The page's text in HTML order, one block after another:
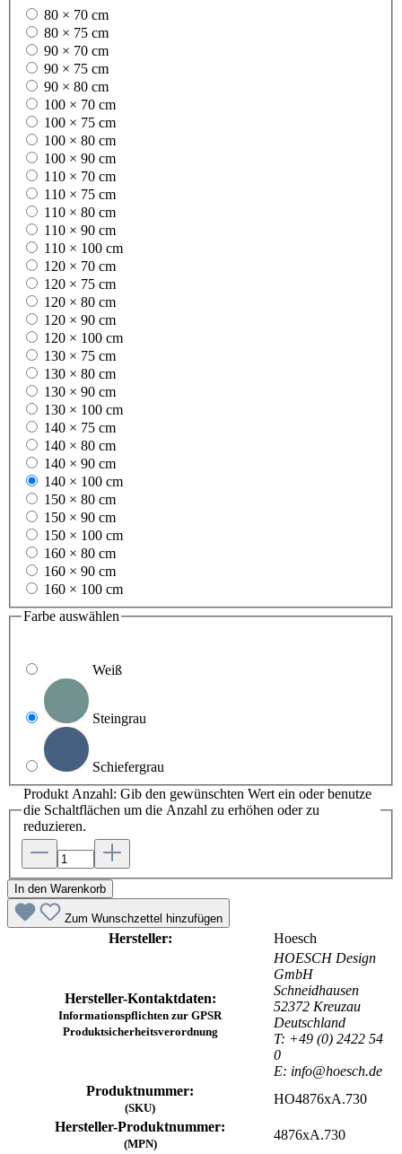
80 × 70 cm
80 × 75 cm
90 × 70 cm
90 × 75 cm
90 × 80 cm
100 × 70 cm
100 × 75 cm
100 × 80 cm
100 × 90 cm
110 × 70 cm
110 × 75 cm
110 × 80 cm
110 × 90 cm
110 × 100 cm
120 × 70 cm
120 × 75 cm
120 × 80 cm
120 × 90 cm
120 × 100 cm
130 × 75 cm
130 × 80 cm
130 × 90 cm
130 × 100 cm
140 × 75 cm
140 × 80 cm
140 × 90 cm
140 × 100 cm
150 × 80 cm
150 × 90 cm
150 × 100 cm
160 × 80 cm
160 × 90 cm
160 × 100 cm
Farbe auswählen
Weiß
Steingrau
Schiefergrau
Produkt Anzahl: Gib den gewünschten Wert ein oder benutze
die Schaltflächen um die Anzahl zu erhöhen oder zu
reduzieren.
In den Warenkorb
Zum Wunschzettel hinzufügen
Hersteller: Hoesch
Hersteller-Kontaktdaten:
Informationspflichten zur GPSR
Produktsicherheitsverordnung
HOESCH Design
GmbH
Schneidhausen
52372 Kreuzau
Deutschland
T: +49 (0) 2422 54
0
E: info@hoesch.de
Produktnummer:
(SKU)
HO4876xA.730
Hersteller-Produktnummer:
(MPN)
4876xA.730